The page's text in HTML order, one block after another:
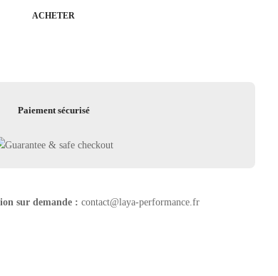
ACHETER
Paiement sécurisé
sur demande : contact@laya-performance.fr